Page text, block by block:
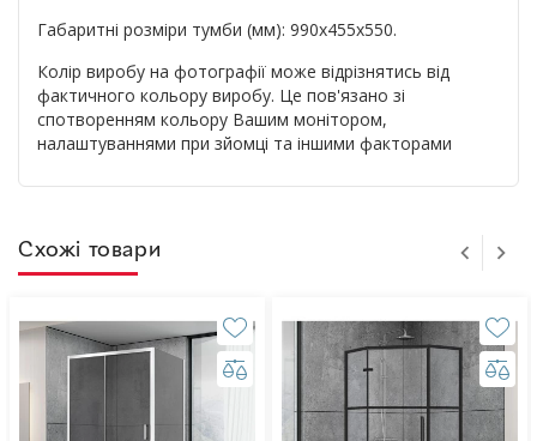
Габаритні розміри тумби (мм): 990х455х550.
Колір виробу на фотографії може відрізнятись від
фактичного кольору виробу. Це пов'язано зі
спотворенням кольору Вашим монітором,
налаштуваннями при зйомці та іншими факторами
Схожі товари